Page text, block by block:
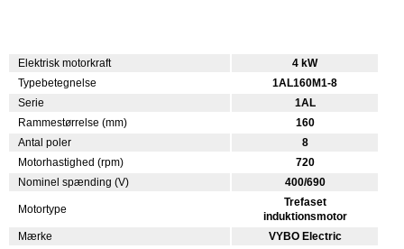
Elektrisk motorkraft
4 kW
Typebetegnelse
1AL160M1-8
Serie
1AL
Rammestørrelse (mm)
160
Antal poler
8
Motorhastighed (rpm)
720
Nominel spænding (V)
400/690
Motortype
Trefaset
induktionsmotor
Mærke
VYBO Electric